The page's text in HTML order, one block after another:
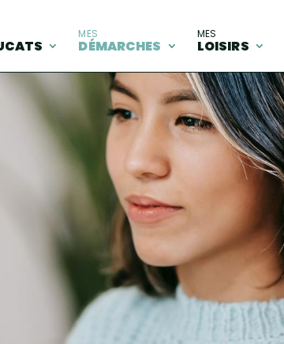
MES
DÉMARCHES
MES
LOISIRS